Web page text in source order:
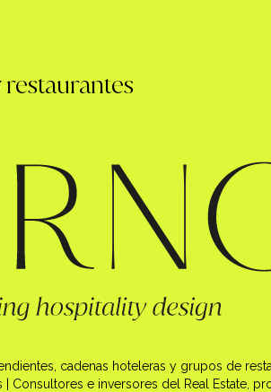
cadenas hoteleras y grupos de
Consultores e inversores del Real Estate,